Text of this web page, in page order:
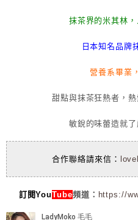
抹茶界的米其林，
日本知名品牌
營養系畢業
甜點與抹茶狂熱者，
敏銳的味蕾造就
合作聯絡請來信：
訂閱YouTube頻道： https://